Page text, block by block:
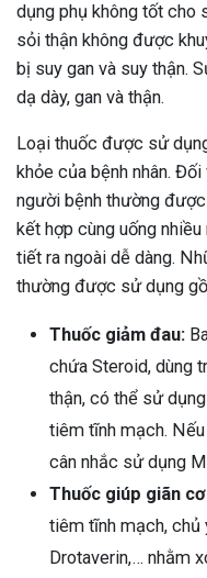
Sau Sinh Có Tự Khỏi
Thông Tin Cần Biết
sau sinh là tình trạng
phổ biến, khiến đôi bàn
của chị em trở nên
dụng phụ không tốt cho
sỏi thận không được
bị suy gan và suy thận.
dạ dày, gan và thận.
Loại thuốc được sử
khỏe của bệnh nhân.
người bệnh thường
kết hợp cùng uống
tiết ra ngoài dễ dàng.
thường được sử dụng
Thuốc giảm đau:
chứa Steroid, dùng
thận, có thể sử
tiêm tĩnh mạch.
cân nhắc sử dụng
Thuốc giúp giãn
tiêm tĩnh mạch, chủ
Drotaverin,… nhằm